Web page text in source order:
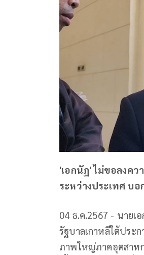
'เอกนัฏ'​ ไม่ขอลงค
ระหว่าง​ประเทศ​ บอ
04 ธ.ค.2567 - นายเ
รัฐบาลเกาหลีใต้ประ
ภาพใหญ่ภาคอุตสาหก